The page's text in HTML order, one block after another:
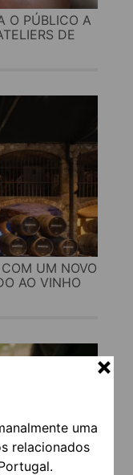
uma
relacionados
O PÚBLICO A
DE
UM NOVO
AO VINHO